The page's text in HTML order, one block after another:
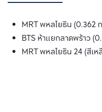
MRT พหลโยธิน (0.362
BTS ห้าแยกลาดพร้าว
MRT พหลโยธิน 24 (สีเ